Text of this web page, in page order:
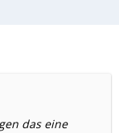
das eine